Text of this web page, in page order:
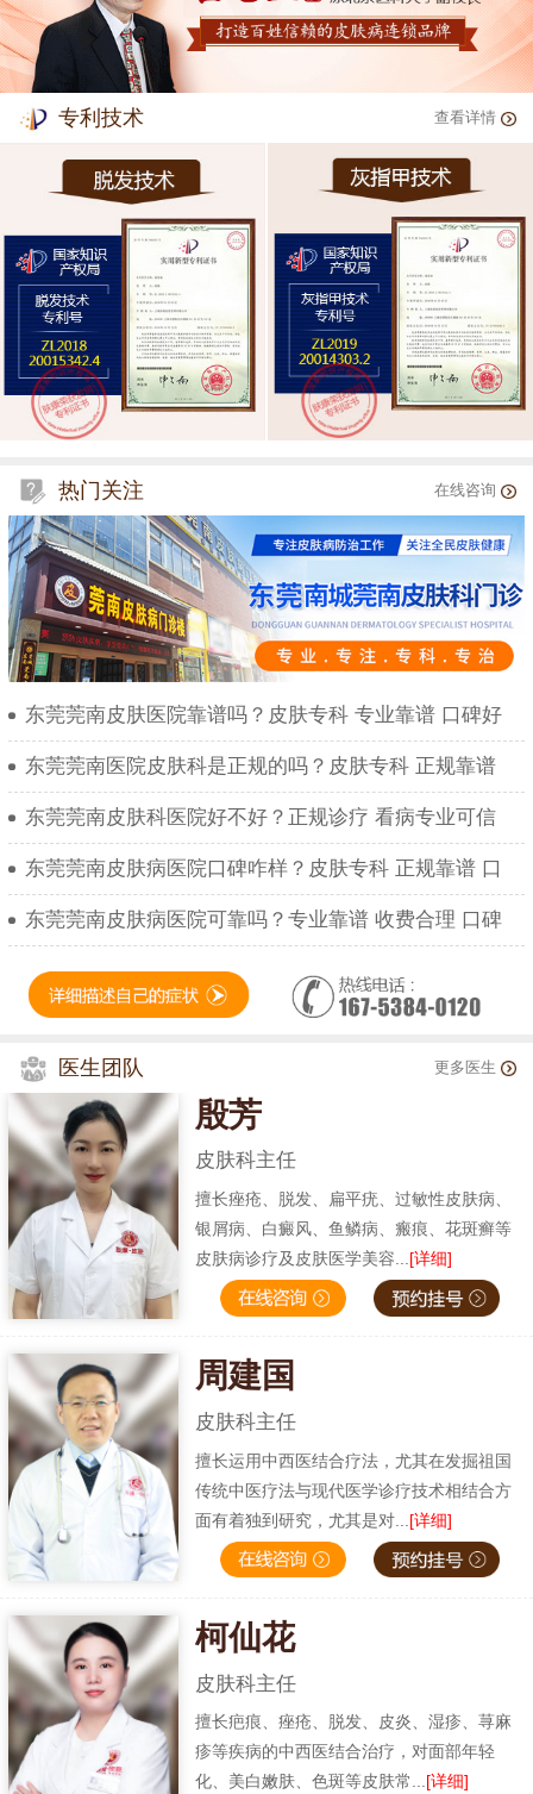
专利技术 查看详情
热门关注 在线咨询
东莞莞南皮肤医院靠谱吗？皮肤专科 专业靠谱 口碑好
东莞莞南医院皮肤科是正规的吗？皮肤专科 正规靠谱
东莞莞南皮肤科医院好不好？正规诊疗 看病专业可信
东莞莞南皮肤病医院口碑咋样？皮肤专科 正规靠谱 口
东莞莞南皮肤病医院可靠吗？专业靠谱 收费合理 口碑
医生团队 更多医生
殷芳
皮肤科主任
擅长痤疮、脱发、扁平疣、过敏性皮肤病、
银屑病、白癜风、鱼鳞病、瘢痕、花斑癣等
皮肤病诊疗及皮肤医学美容... [详细]
周建国
皮肤科主任
擅长运用中西医结合疗法，尤其在发掘祖国
传统中医疗法与现代医学诊疗技术相结合方
面有着独到研究，尤其是对... [详细]
柯仙花
皮肤科主任
擅长疤痕、痤疮、脱发、皮炎、湿疹、荨麻
疹等疾病的中西医结合治疗，对面部年轻
化、美白嫩肤、色斑等皮肤常...[详细]